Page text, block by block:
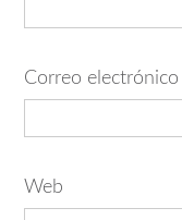
Correo electrónico
Web